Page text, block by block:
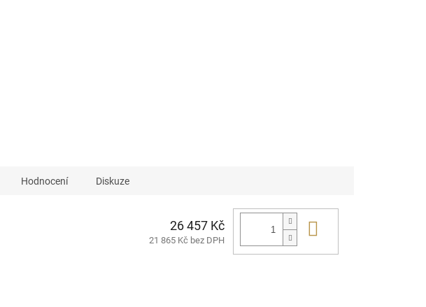
Hodnocení Diskuze
26 457 Kč
21 865 Kč bez DPH